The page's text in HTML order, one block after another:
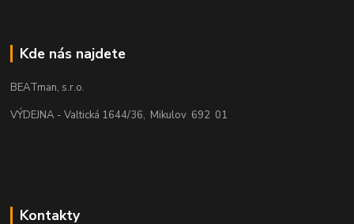
Kde nás najdete
BEATman, s.r.o.
VÝDEJNA - Valtická 1644/36, Mikulov 692 01
Kontakty